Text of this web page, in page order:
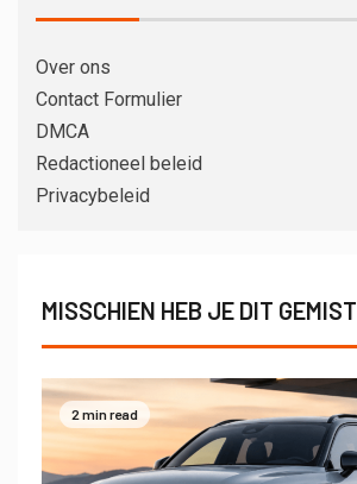
Over ons
Contact Formulier
DMCA
Redactioneel beleid
Privacybeleid
MISSCHIEN HEB JE DIT GEMIST
2 min read